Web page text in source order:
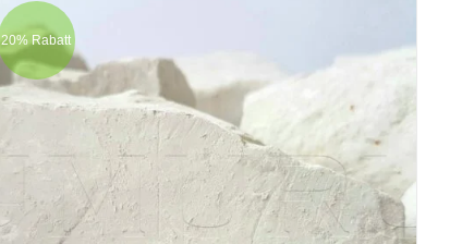
20% Rabatt